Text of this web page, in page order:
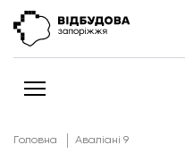
Головна Аваліані 9